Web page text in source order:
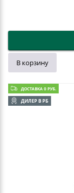
В корзину
ДОСТАВКА 0 РУБ.
ДИЛЕР В РБ